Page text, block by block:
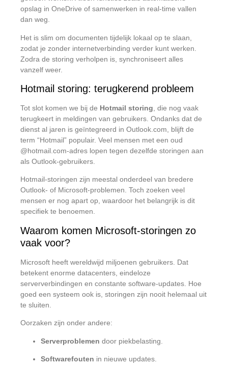
opslag in OneDrive of samenwerken in real-time vallen
dan weg.
Het is slim om documenten tijdelijk lokaal op te slaan,
zodat je zonder internetverbinding verder kunt werken.
Zodra de storing verholpen is, synchroniseert alles
vanzelf weer.
Hotmail storing: terugkerend probleem
Tot slot komen we bij de Hotmail storing , die nog vaak
terugkeert in meldingen van gebruikers. Ondanks dat de
dienst al jaren is geïntegreerd in Outlook.com, blijft de
term “Hotmail” populair. Veel mensen met een oud
@hotmail.com-adres lopen tegen dezelfde storingen aan
als Outlook-gebruikers.
Hotmail-storingen zijn meestal onderdeel van bredere
Outlook- of Microsoft-problemen. Toch zoeken veel
mensen er nog apart op, waardoor het belangrijk is dit
specifiek te benoemen.
Waarom komen Microsoft-storingen zo
vaak voor?
Microsoft heeft wereldwijd miljoenen gebruikers. Dat
betekent enorme datacenters, eindeloze
serververbindingen en constante software-updates. Hoe
goed een systeem ook is, storingen zijn nooit helemaal uit
te sluiten.
Oorzaken zijn onder andere:
Serverproblemen door piekbelasting.
Softwarefouten in nieuwe updates.